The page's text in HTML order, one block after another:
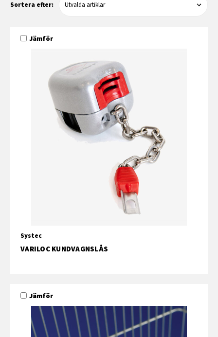
Sortera efter:
Jämför
Systec
VARILOC KUNDVAGNSLÅS
Jämför